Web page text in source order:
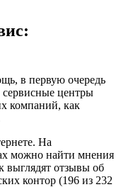
в первую очередь
центры
компаний, как
На
можно найти мнения
выглядят отзывы об
контор (196 из 232